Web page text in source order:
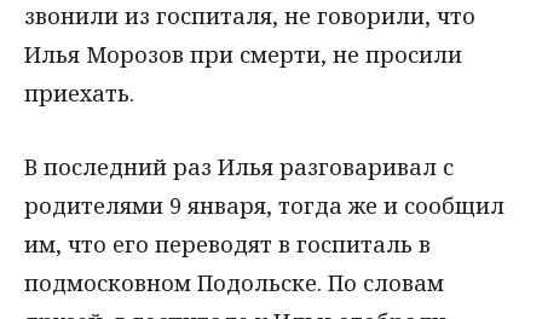
звонили из госпиталя, не говорили, что
Илья Морозов при смерти, не просили
приехать.
В последний раз Илья разговаривал с
родителями 9 января, тогда же и сообщил
им, что его переводят в госпиталь в
подмосковном Подольске. По словам